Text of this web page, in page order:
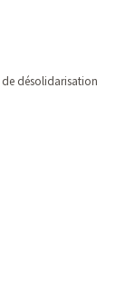
désolidarisation